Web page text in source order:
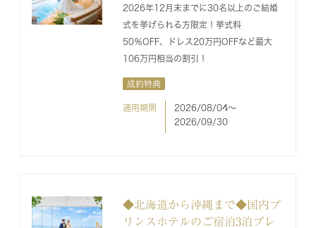
2026年12月末までに30名以上のご結婚
式を挙げられる方限定！挙式料
50％OFF、ドレス20万円OFFなど最大
106万円相当の割引！
成約特典
適用期間
2026/08/04〜
2026/09/30
◆北海道から沖縄まで◆国内プ
リンスホテルのご宿泊3泊プレ